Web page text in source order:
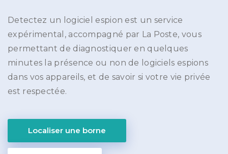
Detectez un logiciel espion est un service
expérimental, accompagné par La Poste, vous
permettant de diagnostiquer en quelques
minutes la présence ou non de logiciels espions
dans vos appareils, et de savoir si votre vie privée
est respectée.
Localiser une borne